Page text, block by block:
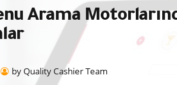
Arama
by Quality Cashier Team